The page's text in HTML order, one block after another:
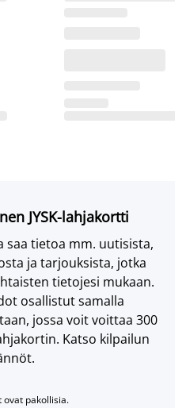
JYSK-lahjakortti
saa tietoa mm. uutisista,
ja tarjouksista, jotka
tietojesi mukaan.
osallistut samalla
jossa voit voittaa 300
Katso kilpailun
ovat pakollisia.